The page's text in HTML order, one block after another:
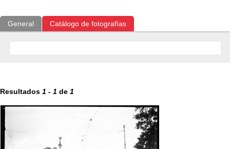
General Catálogo de fotografías
Resultados 1 - 1 de 1